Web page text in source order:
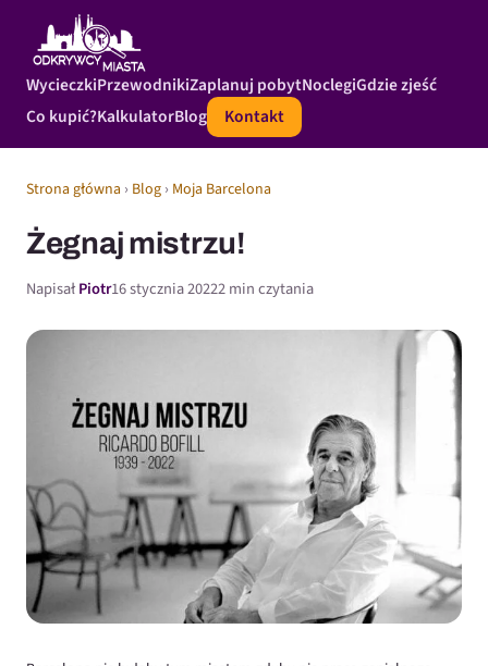
WycieczkiPrzewodnikiZaplanuj pobytNoclegiGdzie zjeść
Co kupić?KalkulatorBlog Kontakt
Strona główna › Blog › Moja Barcelona
Żegnaj mistrzu!
NapisałPiotr16 stycznia 20222 min czytania